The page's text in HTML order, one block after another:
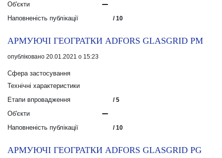
Об'єкти
Наповненість публікації
/ 10
АРМУЮЧІ ГЕОГРАТКИ ADFORS GLASGRID PM
опубліковано 20.01.2021 о 15:23
Сфера застосування
Технічні характеристики
Етапи впровадження
/ 5
Об'єкти
Наповненість публікації
/ 10
АРМУЮЧІ ГЕОГРАТКИ ADFORS GLASGRID PG